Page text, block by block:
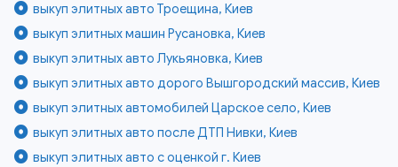
выкуп элитных авто Троещина, Киев
выкуп элитных машин Русановка, Киев
выкуп элитных авто Лукьяновка, Киев
выкуп элитных авто дорого Вышгородский массив, Киев
выкуп элитных автомобилей Царское село, Киев
выкуп элитных авто после ДТП Нивки, Киев
выкуп элитных авто с оценкой г. Киев